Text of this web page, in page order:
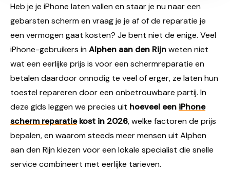
Heb je je iPhone laten vallen en staar je nu naar een
gebarsten scherm en vraag je je af of de reparatie je
een vermogen gaat kosten? Je bent niet de enige. Veel
iPhone-gebruikers inAlphen aan den Rijnweten niet
wat een eerlijke prijs is voor een schermreparatie en
betalen daardoor onnodig te veel of erger, ze laten hun
toestel repareren door een onbetrouwbare partij. In
deze gids leggen we precies uit hoeveel een iPhone
scherm reparatiekost in 2026, welke factoren de prijs
bepalen, en waarom steeds meer mensen uit Alphen
aan den Rijn kiezen voor een lokale specialist die snelle
service combineert met eerlijke tarieven.